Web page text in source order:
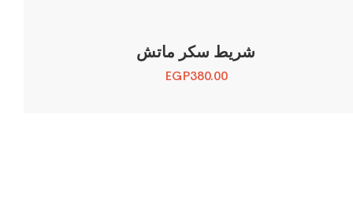
شريط سكر ماتش
EGP380.00